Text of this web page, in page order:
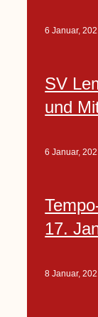
6 Januar,
SV
und
6 Januar,
17.
8 Januar,